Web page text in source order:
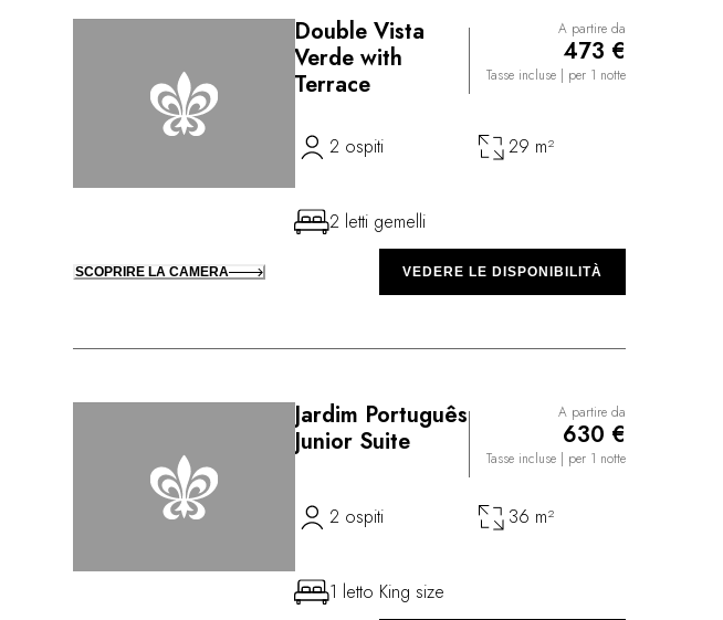
Double Vista
Verde with
Terrace
A partire da
473 €
Tasse incluse | per 1 notte
2 ospiti 29 m²
2 letti gemelli
SCOPRIRE LA CAMERA VEDERE LE DISPONIBILITÀ
Jardim Português
Junior Suite
A partire da
630 €
Tasse incluse | per 1 notte
2 ospiti 36 m²
1 letto King size